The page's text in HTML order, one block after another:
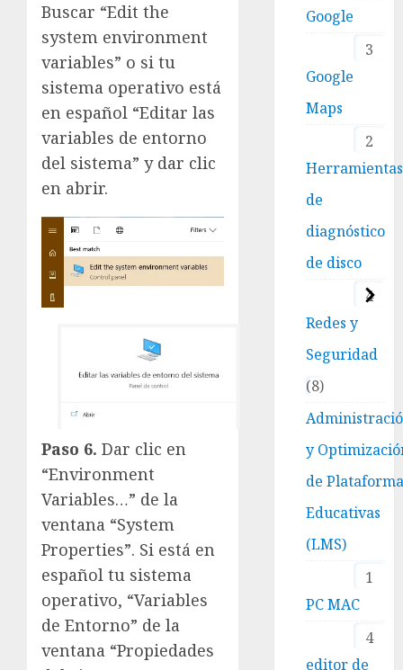
Buscar “Edit the
system environment
variables” o si tu
sistema operativo está
en español “Editar las
variables de entorno
del sistema” y dar clic
en abrir.
Paso 6. Dar clic en
“Environment
Variables…” de la
ventana “System
Properties”. Si está en
español tu sistema
operativo, “Variables
de Entorno” de la
ventana “Propiedades
Google
3
Google
Maps
2
Herramientas
de
diagnóstico
de disco
4
Redes y
Seguridad
8
y
de
Educativas
(LMS)
1
PC MAC
4
editor de